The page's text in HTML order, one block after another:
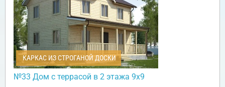
КАРКАС ИЗ СТРОГАНОЙ ДОСКИ
№33 Дом с террасой в 2 этажа 9х9